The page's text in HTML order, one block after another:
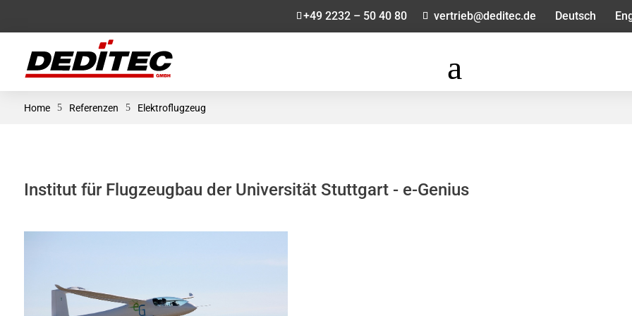
+49 2232 – 50 40 80 vertrieb@deditec.de Deutsch
a
Home 5 Referenzen 5 Elektroflugzeug
Institut für Flugzeugbau der Universität Stuttgart - e-Genius